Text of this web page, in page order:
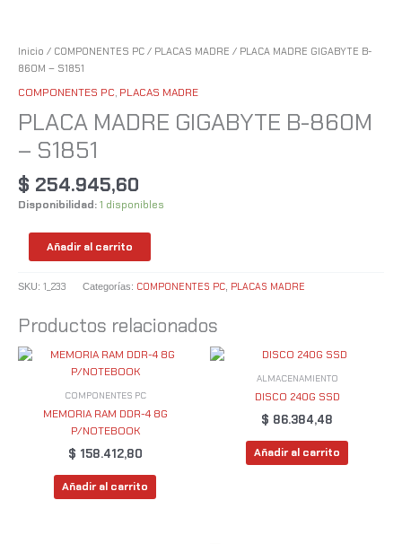
Inicio / COMPONENTES PC / PLACAS MADRE / PLACA MADRE GIGABYTE B-
860M – S1851
COMPONENTES PC, PLACAS MADRE
PLACA MADRE GIGABYTE B-860M
– S1851
$ 254.945,60
Disponibilidad:1 disponibles
Añadir al carrito
SKU: 1_233 Categorías: COMPONENTES PC PLACAS MADRE
Productos relacionados
COMPONENTES PC
MEMORIA RAM DDR-4 8G
P/NOTEBOOK
$ 158.412,80
Añadir al carrito
ALMACENAMIENTO
DISCO 240G SSD
$ 86.384,48
Añadir al carrito